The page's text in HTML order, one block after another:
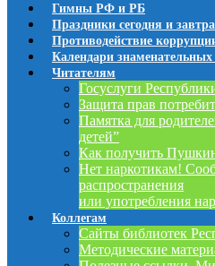
Гимны РФ и РБ
Праздники сегодня и завтра
Противодействие
Календари знаменательных
Читателям
Госуслуги
Защита прав
Памятка для
детей”
Как получить
Нет наркотикам!
распространения
или употребления
Коллегам
Сайты библиотек
Методические